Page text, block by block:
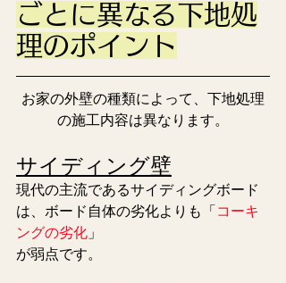
ごとに異なる下地処
理のポイント
お家の外壁の種類によって、下地処理
の施工内容は異なります。
サイディング壁
現代の主流であるサイディングボード
は、ボード自体の劣化よりも「 コーキ
ングの劣化 」
が弱点です。